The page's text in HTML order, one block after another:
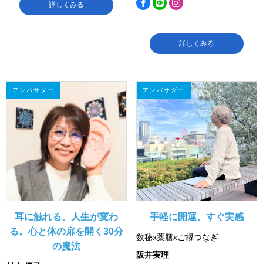
詳しくみる
詳しくみる
アンバサダー
耳に触れる、人生が変わ
る。心と体の扉を開く30分
の魔法
アンバサダー
手軽に開運、すぐ実感
数秘x薬膳xご縁つなぎ
阪井実理